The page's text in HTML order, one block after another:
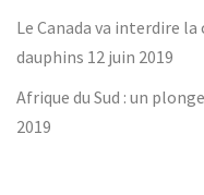
Le Canada va interdire
dauphins 12 juin 2019
Afrique du Sud : un
2019